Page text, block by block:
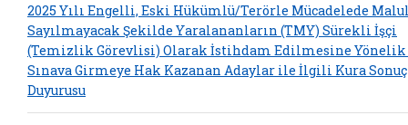
2025 Yılı Engelli, Eski Hükümlü/Terörle Mücadelede
Sayılmayacak Şekilde Yaralananların (TMY) Sürekli İşçi
(Temizlik Görevlisi) Olarak İstihdam Edilmesine Yönelik
Sınava Girmeye Hak Kazanan Adaylar ile İlgili Kura Sonuç
Duyurusu